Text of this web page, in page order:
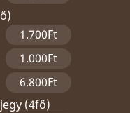
1.700Ft
1.000Ft
6.800Ft
(4fő)